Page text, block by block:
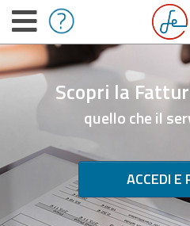
Scopri la
quello che il
ACCEDI E